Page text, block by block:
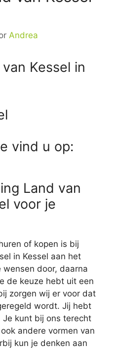
Andrea
Kessel in
vind u op:
Land van
voor je
of kopen is bij
in Kessel aan het
door, daarna
de keuze hebt uit een
zorgen wij er voor dat
wordt. Jij hebt
Je kunt bij ons terecht
andere vormen van
kun je denken aan